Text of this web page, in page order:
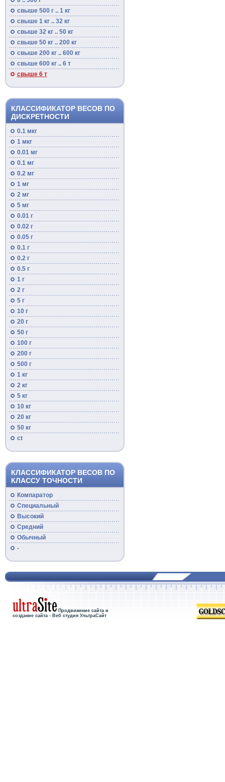
свыше 500 г .. 1 кг
свыше 1 кг .. 32 кг
свыше 32 кг .. 50 кг
свыше 50 кг .. 200 кг
свыше 200 кг .. 600 кг
свыше 600 кг .. 6 т
свыше 6 т
КЛАССИФИКАТОР ВЕСОВ ПО
ДИСКРЕТНОСТИ
0.1 мкг
1 мкг
0.01 мг
0.1 мг
0.2 мг
1 мг
2 мг
5 мг
0.01 г
0.02 г
0.05 г
0.1 г
0.2 г
0.5 г
1 г
2 г
5 г
10 г
20 г
50 г
100 г
200 г
500 г
1 кг
2 кг
5 кг
10 кг
20 кг
50 кг
ct
КЛАССИФИКАТОР ВЕСОВ ПО
КЛАССУ ТОЧНОСТИ
Компаратор
Специальный
Высокий
Средний
Обычный
-
Продвижение сайта и
создание сайта - Веб студия УльтраСайт